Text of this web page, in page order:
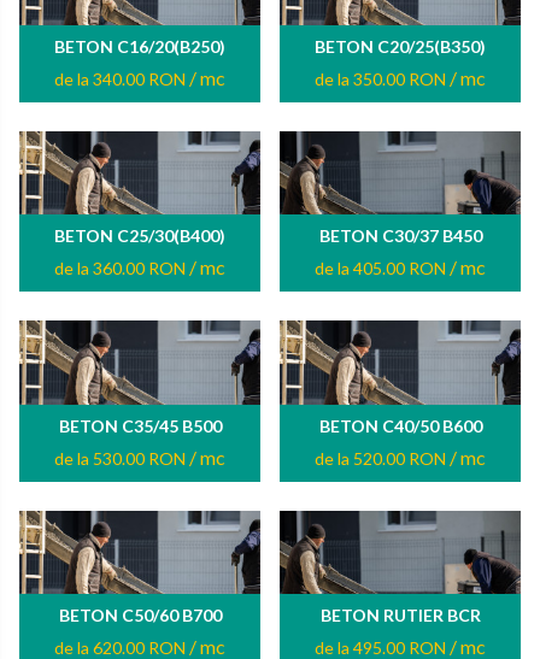
BETON C16/20(B250)
de la 340.00 RON / mc
BETON C20/25(B350)
de la 350.00 RON / mc
BETON C25/30(B400)
de la 360.00 RON / mc
BETON C30/37 B450
de la 405.00 RON / mc
BETON C35/45 B500
de la 530.00 RON / mc
BETON C40/50 B600
de la 520.00 RON / mc
BETON C50/60 B700
de la 620.00 RON / mc
BETON RUTIER BCR
de la 495.00 RON / mc